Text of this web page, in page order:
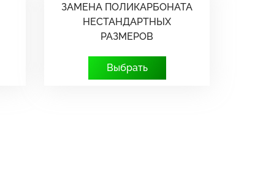
ЗАМЕНА ПОЛИКАРБОНАТА
НЕСТАНДАРТНЫХ
РАЗМЕРОВ
Выбрать